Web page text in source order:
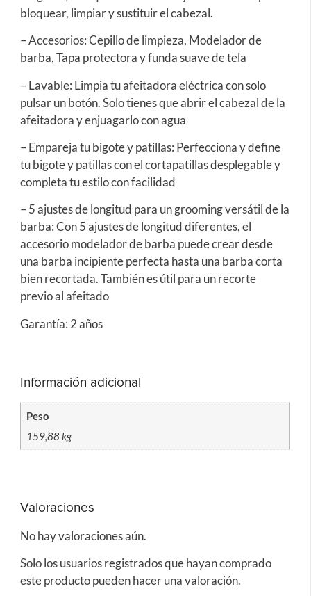
bloquear, limpiar y sustituir el cabezal.
– Accesorios: Cepillo de limpieza, Modelador de
barba, Tapa protectora y funda suave de tela
– Lavable: Limpia tu afeitadora eléctrica con solo
pulsar un botón. Solo tienes que abrir el cabezal de la
afeitadora y enjuagarlo con agua
– Empareja tu bigote y patillas: Perfecciona y define
tu bigote y patillas con el cortapatillas desplegable y
completa tu estilo con facilidad
– 5 ajustes de longitud para un grooming versátil de la
barba: Con 5 ajustes de longitud diferentes, el
accesorio modelador de barba puede crear desde
una barba incipiente perfecta hasta una barba corta
bien recortada. También es útil para un recorte
previo al afeitado
Garantía: 2 años
Información adicional
Peso
159,88 kg
Valoraciones
No hay valoraciones aún.
Solo los usuarios registrados que hayan comprado
este producto pueden hacer una valoración.